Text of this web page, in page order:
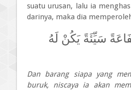
suatu urusan, lalu ia
darinya, maka dia
سَيِّئَةً يَكُنْ لَهُ
Dan barang siapa yang
buruk, niscaya ia akan